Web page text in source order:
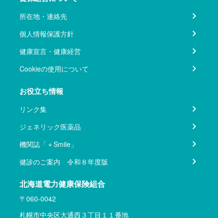
所在地・連絡先
個人情報保護方針
健康宣言・健康経営
Cookieの使用について
お役立ち情報
リンク集
ジェネリック医薬品
機関誌「＋Smile」
健診のご案内 令和８年度版
北海道電力健康保険組合
〒060-0042
札幌市中央区大通西３丁目１１番地